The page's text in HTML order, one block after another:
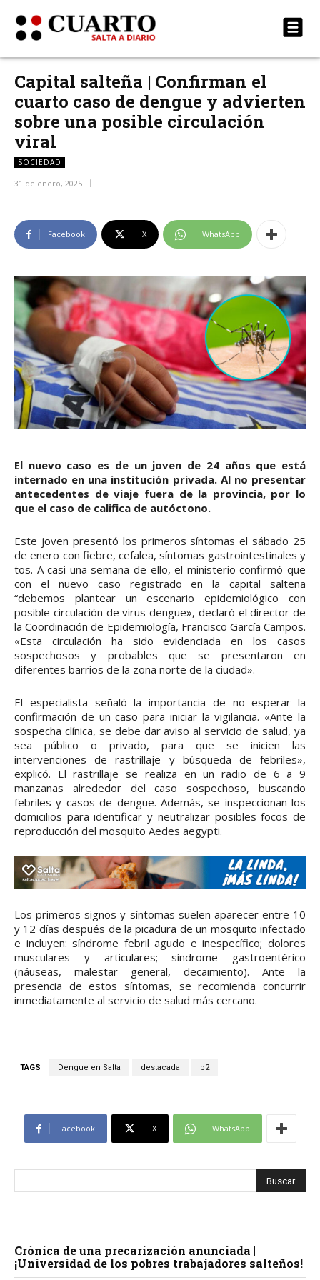
Capital salteña | Confirman el
cuarto caso de dengue y advierten
sobre una posible circulación
viral
SOCIEDAD
31 de enero, 2025
Facebook X WhatsApp
El nuevo caso es de un joven de 24 años que está
internado en una institución privada. Al no presentar
antecedentes de viaje fuera de la provincia, por lo
que el caso de califica de autóctono.
Este joven presentó los primeros síntomas el sábado 25
de enero con fiebre, cefalea, síntomas gastrointestinales y
tos. A casi una semana de ello, el ministerio confirmó que
con el nuevo caso registrado en la capital salteña
“debemos plantear un escenario epidemiológico con
posible circulación de virus dengue», declaró el director de
la Coordinación de Epidemiología, Francisco García Campos.
«Esta circulación ha sido evidenciada en los casos
sospechosos y probables que se presentaron en
diferentes barrios de la zona norte de la ciudad».
El especialista señaló la importancia de no esperar la
confirmación de un caso para iniciar la vigilancia. «Ante la
sospecha clínica, se debe dar aviso al servicio de salud, ya
sea público o privado, para que se inicien las
intervenciones de rastrillaje y búsqueda de febriles»,
explicó. El rastrillaje se realiza en un radio de 6 a 9
manzanas alrededor del caso sospechoso, buscando
febriles y casos de dengue. Además, se inspeccionan los
domicilios para identificar y neutralizar posibles focos de
reproducción del mosquito Aedes aegypti.
Los primeros signos y síntomas suelen aparecer entre 10
y 12 días después de la picadura de un mosquito infectado
e incluyen: síndrome febril agudo e inespecífico; dolores
musculares y articulares; síndrome gastroentérico
(náuseas, malestar general, decaimiento). Ante la
presencia de estos síntomas, se recomienda concurrir
inmediatamente al servicio de salud más cercano.
TAGS Dengue en Salta destacada p2
Facebook X WhatsApp
Crónica de una precarización anunciada |
¡Universidad de los pobres trabajadores salteños!